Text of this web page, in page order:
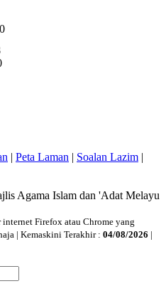
| Peta Laman | Soalan Lazim |
Agama Islam dan 'Adat Melayu
Firefox atau Chrome yang
| Kemaskini Terakhir : 04/08/2026 |